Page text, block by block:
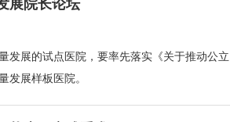
展院长论坛
发展的试点医院，要率先落实《关于推动公立
发展样板医院。